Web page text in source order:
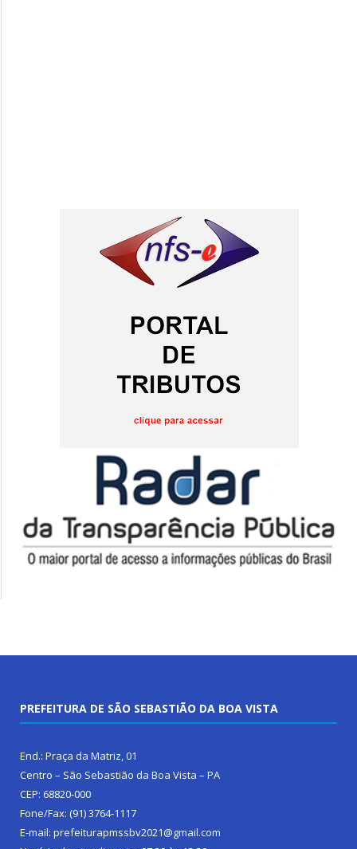
PREFEITURA DE SÃO SEBASTIÃO DA BOA VISTA
End.: Praça da Matriz, 01
Centro – São Sebastião da Boa Vista – PA
CEP: 68820-000
Fone/Fax: (91) 3764-1117
E-mail: prefeiturapmssbv2021@gmail.com